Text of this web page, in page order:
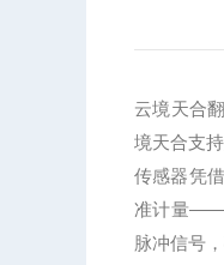
云境天合
境天合支
传感器凭
准计量——
脉冲信号